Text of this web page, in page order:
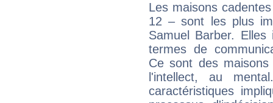
Les maisons
12 – sont les plus
Samuel Barber.
termes de
Ce sont des
l'intellect, au
caractéristiques